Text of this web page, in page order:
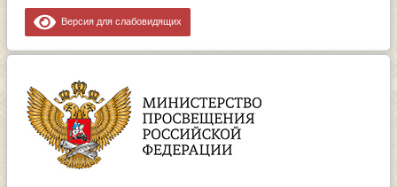
Версия для слабовидящих